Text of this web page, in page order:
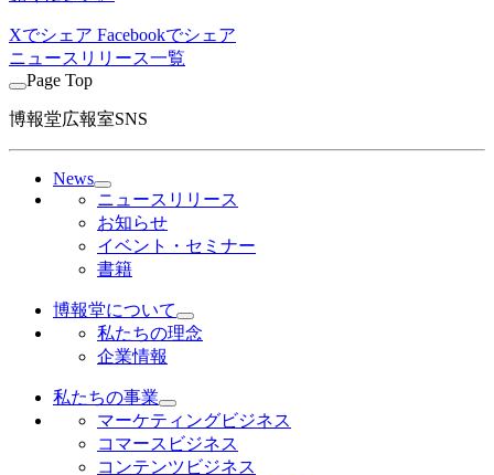
Xでシェア Facebookでシェア
ニュースリリース一覧
Page Top
博報堂広報室SNS
News
ニュースリリース
お知らせ
イベント・セミナー
書籍
博報堂について
私たちの理念
企業情報
私たちの事業
マーケティングビジネス
コマースビジネス
コンテンツビジネス